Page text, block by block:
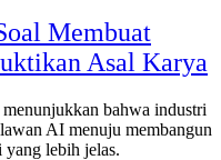
Membuat
Asal Karya
bahwa industri
AI menuju membangun
yang lebih jelas.